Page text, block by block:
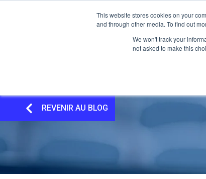
This website stores cookies on your
and through other media. To find out
We won't track your
not asked to make this
REVENIR AU BLOG